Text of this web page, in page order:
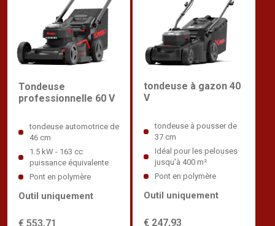
Tondeuse
professionnelle 60 V
tondeuse automotrice de
46 cm
1.5 kW - 163 cc
puissance équivalente
Pont en polymère
€ 553,71
Outil uniquement
tondeuse à gazon 40
V
tondeuse à pousser de
37 cm
Idéal pour les pelouses
jusqu'à 400 m²
Pont en polymère
€ 247,93
Outil uniquement